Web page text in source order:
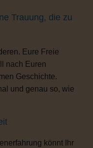
Trauung, die zu
Eure Freie
nach Euren
Geschichte.
und genau so, wie
könnt Ihr